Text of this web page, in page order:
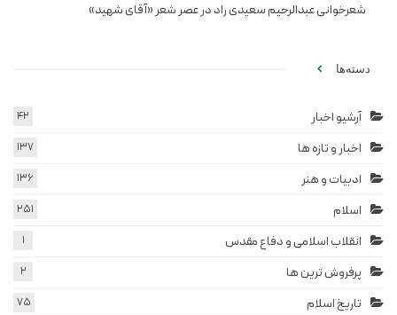
شعرخوانی عبدالرحیم سعیدی راد در عصر شعر «آقای شهید»
دسته‌ها
آرشیو اخبار 42
اخبار و تازه ها 137
ادبیات و هنر 136
اسلام 251
انقلاب اسلامی و دفاع مقدس 1
پرفروش ترین ها 2
تاریخ اسلام 75